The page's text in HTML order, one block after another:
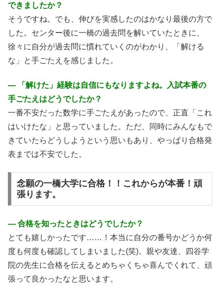
できましたか？
そうですね。でも、伸びを実感したのはかなり最後の方で
した。センター後に一橋の過去問を解いていたときに、
徐々に自分が過去問に慣れていくのがわかり、「解ける
な」と手ごたえを感じました。
― 「解けた」経験は自信にもなりますよね。入試本番の
手ごたえはどうでしたか？
一番不安だった数学に手ごたえがあったので、正直「これ
はいけたな」と思っていました。ただ、同時にみんなもで
きていたらどうしようという思いもあり、やっぱり合格発
表までは不安でした。
念願の一橋大学に合格！！これからが本番！頑
張ります。
― 合格を知ったときはどうでしたか？
とても嬉しかったです……！本当に自分の番号かどうか何
度も何度も確認してしまいました(笑)。親や友達、四谷学
院の先生に合格を伝えるとめちゃくちゃ喜んでくれて、頑
張って良かったなと思います。